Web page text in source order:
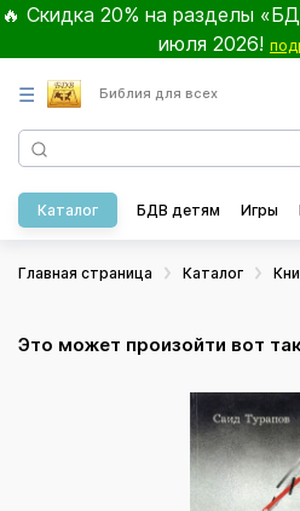
🔥 Скидка 20% на разделы
июля 2026!
☰ Библия для всех
Каталог БДВ детям Игры
Главная страница Каталог
Это может произойти вот